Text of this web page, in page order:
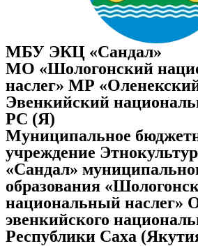
МБУ ЭКЦ «Сандал»
МО «Шологонский
наслег» МР
Эвенкийский
РС (Я)
Муниципальное
учреждение
«Сандал»
образования
национальный наслег»
эвенкийского
Республики Саха